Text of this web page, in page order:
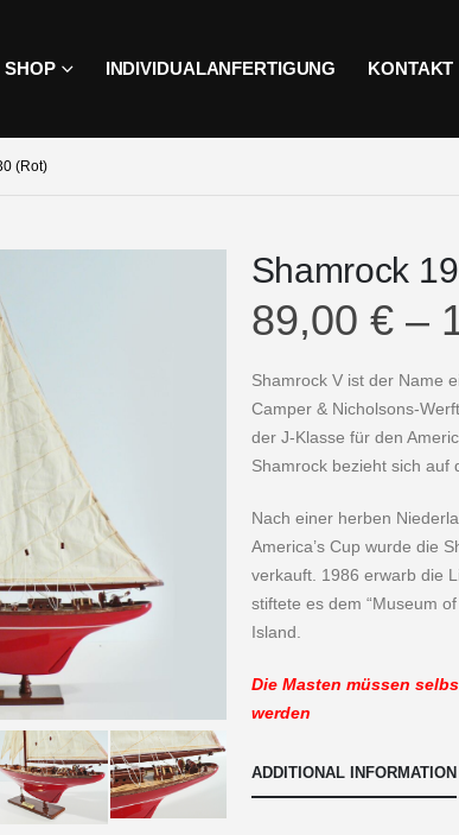
SHOP INDIVIDUALANFERTIGUNG KONTAKT
(Rot)
Shamrock
89,00 €–
Shamrock V ist der Name
Camper & Nicholsons-
der J-Klasse für den
Shamrock bezieht sich auf
Nach einer herben
America’s Cup wurde die
verkauft. 1986 erwarb die
stiftete es dem “Museum
Island.
Die Masten müssen
werden
ADDITIONAL INFORMATION